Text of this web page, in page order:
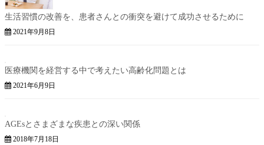
生活習慣の改善を、患者さんとの衝突を避けて成功させるために
2021年9月8日
医療機関を経営する中で考えたい高齢化問題とは
2021年6月9日
AGEsとさまざまな疾患との深い関係
2018年7月18日